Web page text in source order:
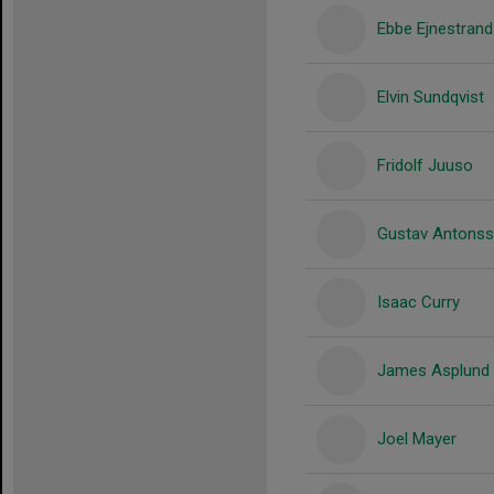
Ebbe Ejnestrand
Elvin Sundqvist
Fridolf Juuso
Gustav
Isaac Curry
James Asplund
Joel Mayer